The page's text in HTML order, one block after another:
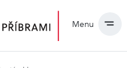
Menu